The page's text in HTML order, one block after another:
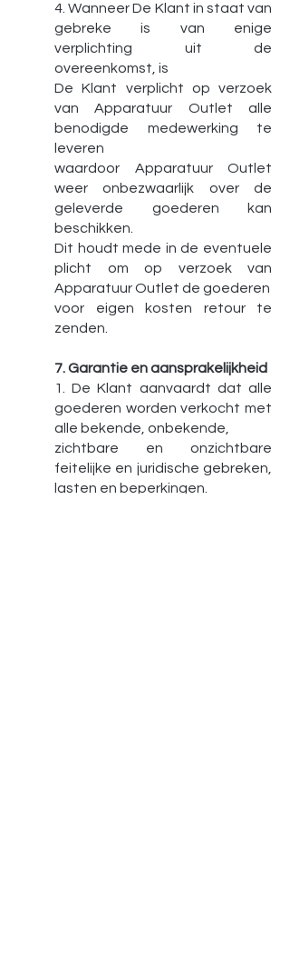
4. Wanneer De Klant in staat van
gebreke is van enige
verplichting uit de
overeenkomst, is
De Klant verplicht op verzoek
van Apparatuur Outlet alle
benodigde medewerking te
leveren
waardoor Apparatuur Outlet
weer onbezwaarlijk over de
geleverde goederen kan
beschikken.
Dit houdt mede in de eventuele
plicht om op verzoek van
Apparatuur Outlet de goederen
voor eigen kosten retour te
zenden.
7. Garantie en aansprakelijkheid
1. De Klant aanvaardt dat alle
goederen worden verkocht met
alle bekende, onbekende,
zichtbare en onzichtbare
feitelijke en juridische gebreken,
lasten en beperkingen.